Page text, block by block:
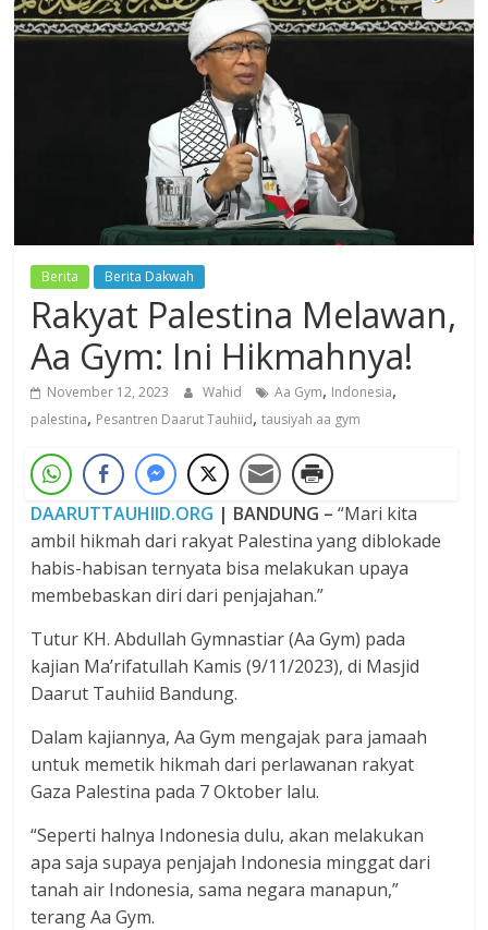
Dzikir,
Berita Berita Dakwah
Rakyat Palestina Melawan,
Aa Gym: Ini Hikmahnya!
November 12, 2023 Wahid Aa Gym, Indonesia,
palestina, Pesantren Daarut Tauhiid,tausiyah aa gym
DAARUTTAUHIID.ORG | BANDUNG – “Mari kita
ambil hikmah dari rakyat Palestina yang diblokade
habis-habisan ternyata bisa melakukan upaya
membebaskan diri dari penjajahan.”
Tutur KH. Abdullah Gymnastiar (Aa Gym) pada
kajian Ma’rifatullah Kamis (9/11/2023), di Masjid
Daarut Tauhiid Bandung.
Dalam kajiannya, Aa Gym mengajak para jamaah
untuk memetik hikmah dari perlawanan rakyat
Gaza Palestina pada 7 Oktober lalu.
“Seperti halnya Indonesia dulu, akan melakukan
apa saja supaya penjajah Indonesia minggat dari
tanah air Indonesia, sama negara manapun,”
terang Aa Gym.